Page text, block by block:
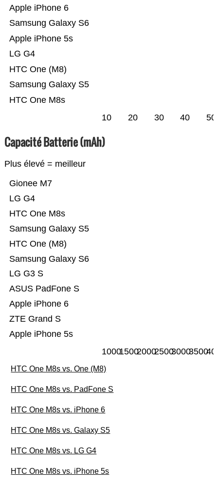
HTC One M8s
Samsung Galaxy S5
HTC One (M8)
LG G4
Apple iPhone 5s
Samsung Galaxy S6
Apple iPhone 6
10 20 30 40 50
Capacité Batterie (mAh)
Plus élevé = meilleur
Apple iPhone 5s
ZTE Grand S
Apple iPhone 6
ASUS PadFone S
LG G3 S
Samsung Galaxy S6
HTC One (M8)
Samsung Galaxy S5
HTC One M8s
LG G4
Gionee M7
100015002000250030003500
HTC One M8s vs. One (M8)
HTC One M8s vs. PadFone S
HTC One M8s vs. iPhone 6
HTC One M8s vs. Galaxy S5
HTC One M8s vs. LG G4
HTC One M8s vs. iPhone 5s